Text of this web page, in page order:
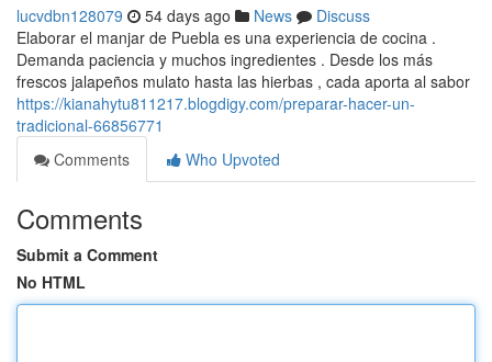
lucvdbn128079 54 days ago News
Discuss
Elaborar el manjar de Puebla es una experiencia de cocina .
Demanda paciencia y muchos ingredientes . Desde los más
frescos jalapeños mulato hasta las hierbas , cada aporta al sabor
https://kianahytu811217.blogdigy.com/preparar-hacer-un-
tradicional-66856771
Comments
Who Upvoted
Comments
Submit a Comment
No HTML